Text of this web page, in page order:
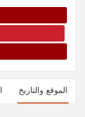
الموقع والتاريخ